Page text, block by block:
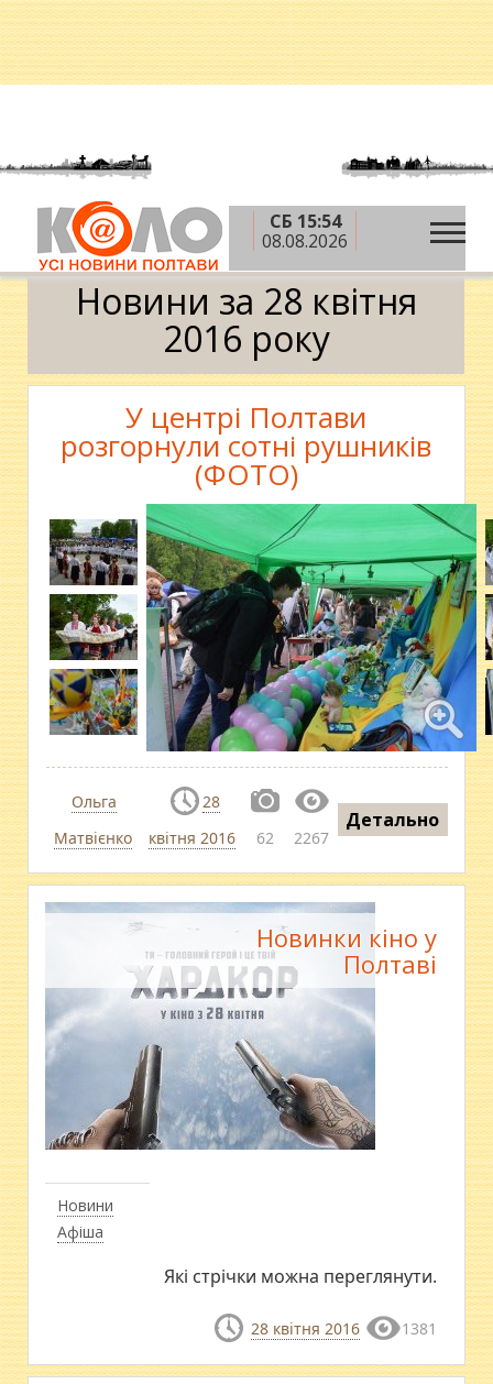
СБ 15:54
08.08.2026
Головна » 2016 рік » квітень »28 квітня
Календар
Новини за 28 квітня
2016 року
У центрі Полтави
розгорнули сотні рушників
(ФОТО)
Ольга
Матвієнко
28
квітня 2016
62 2267
Детально
Новини
Афіша
Новинки кіно у
Полтаві
Які стрічки можна переглянути.
28 квітня 2016 1381